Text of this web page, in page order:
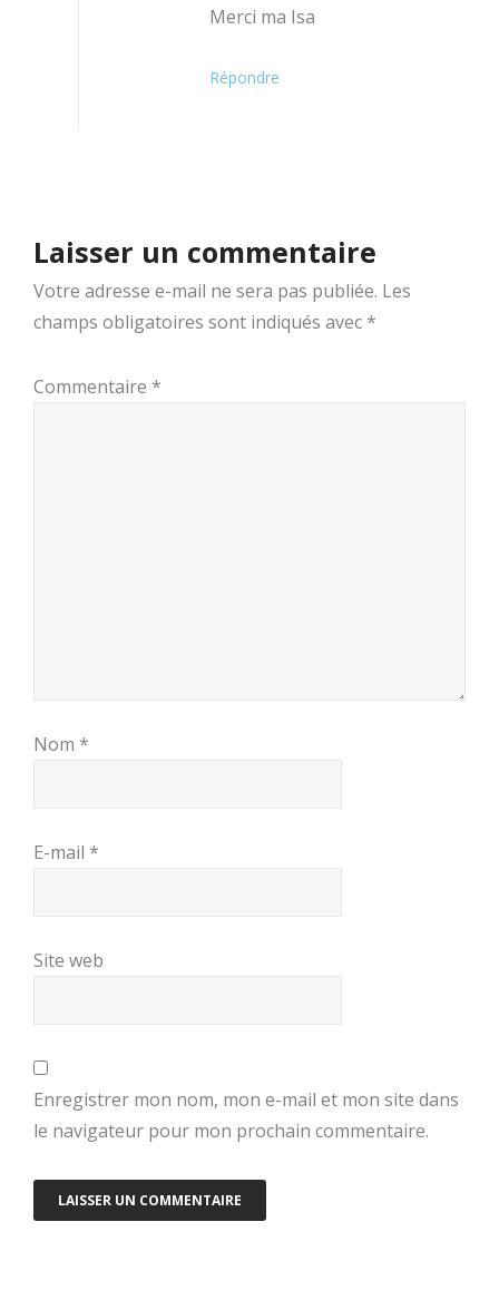
Merci ma Isa
Répondre
Laisser un commentaire
Votre adresse e-mail ne sera pas publiée. Les
champs obligatoires sont indiqués avec *
Commentaire *
Nom *
E-mail *
Site web
Enregistrer mon nom, mon e-mail et mon site dans
le navigateur pour mon prochain commentaire.